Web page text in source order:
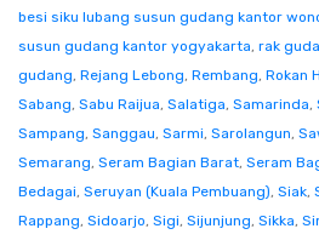
besi siku lubang susun gudang kantor
susun gudang kantor yogyakarta, rak
gudang, Rejang Lebong, Rembang, Rokan
Sabang, Sabu Raijua, Salatiga, Samarinda,
Sampang, Sanggau, Sarmi, Sarolangun,
Semarang, Seram Bagian Barat, Seram
Bedagai, Seruyan (Kuala Pembuang), Siak,
Rappang, Sidoarjo, Sigi, Sijunjung, Sikka,